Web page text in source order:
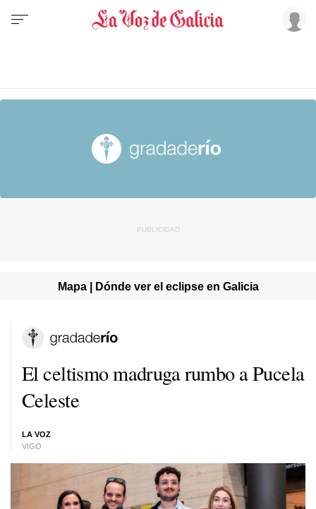
Mapa | Dónde ver el eclipse en Galicia
El celtismo madruga rumbo a Pucela
Celeste
LA VOZ
VIGO